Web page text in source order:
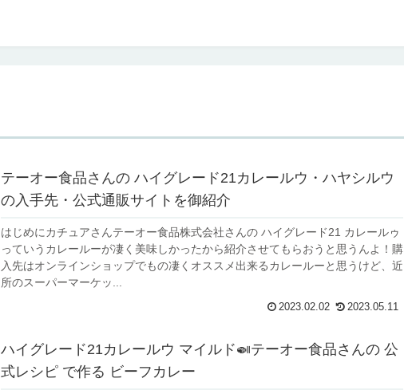
テーオー食品さんの ハイグレード21カレールウ・ハヤシルウ
の入手先・公式通販サイトを御紹介
はじめにカチュアさんテーオー食品株式会社さんの ハイグレード21 カレールゥ
っていうカレールーが凄く美味しかったから紹介させてもらおうと思うんよ！購
入先はオンラインショップでもの凄くオススメ出来るカレールーと思うけど、近
所のスーパーマーケッ...
2023.02.02 2023.05.11
ハイグレード21カレールウ マイルド🍛テーオー食品さんの 公
式レシピ で作る ビーフカレー